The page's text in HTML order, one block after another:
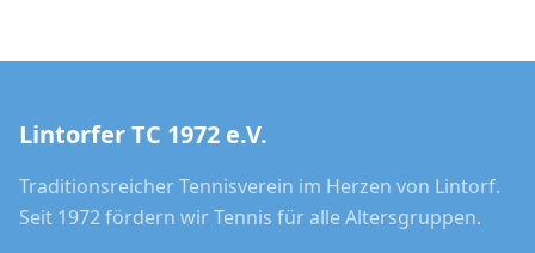
Lintorfer TC 1972 e.V.
Traditionsreicher Tennisverein im Herzen von Lintorf.
Seit 1972 fördern wir Tennis für alle Altersgruppen.